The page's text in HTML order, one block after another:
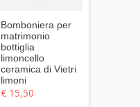
Bomboniera per
matrimonio
bottiglia
limoncello
ceramica di Vietri
limoni
€ 15,50